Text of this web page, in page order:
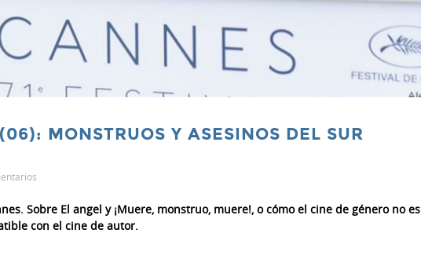
MONSTRUOS Y ASESINOS DEL SUR
Sobre El angel y ¡Muere, monstruo, muere!, o cómo el cine de género no es
con el cine de autor.